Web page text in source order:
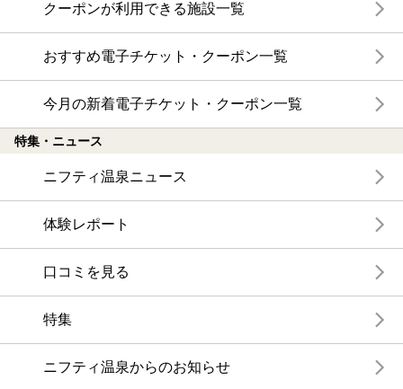
クーポンが利用できる施設一覧
おすすめ電子チケット・クーポン一覧
今月の新着電子チケット・クーポン一覧
特集・ニュース
ニフティ温泉ニュース
体験レポート
口コミを見る
特集
ニフティ温泉からのお知らせ